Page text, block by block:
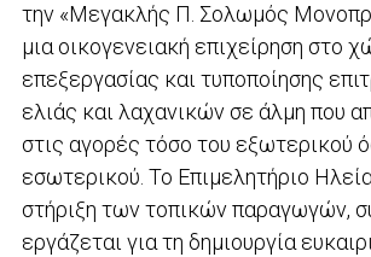
την «Μεγακλής Π. Σολωμός
μια οικογενειακή επιχείρηση στο
επεξεργασίας και τυποποίησης
ελιάς και λαχανικών σε άλμη που
στις αγορές τόσο του εξωτερικού
εσωτερικού. Το Επιμελητήριο
στήριξη των τοπικών παραγωγών,
εργάζεται για τη δημιουργία